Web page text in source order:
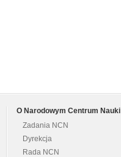
O Narodowym Centrum Nauki
Zadania NCN
Dyrekcja
Rada NCN